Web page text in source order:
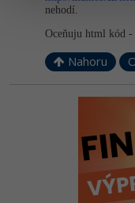
nehodí.
Oceňuju html kód -
Nahoru